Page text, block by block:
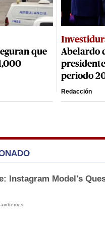
que
Abelardo
periodo
Redacción
Instagram Model's